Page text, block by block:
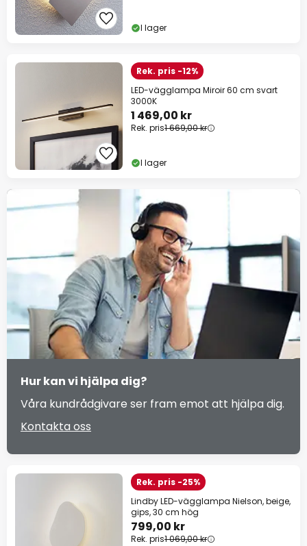
I lager
Rek. pris -12%
LED-vägglampa Miroir 60 cm svart
3000K
1 469,00 kr
Rek. pris1 669,00 kr
I lager
Hur kan vi hjälpa dig?
Våra kundrådgivare ser fram emot att hjälpa dig.
Kontakta oss
Rek. pris -25%
Lindby LED-vägglampa Nielson, beige,
gips, 30 cm hög
799,00 kr
Rek. pris1 069,00 kr